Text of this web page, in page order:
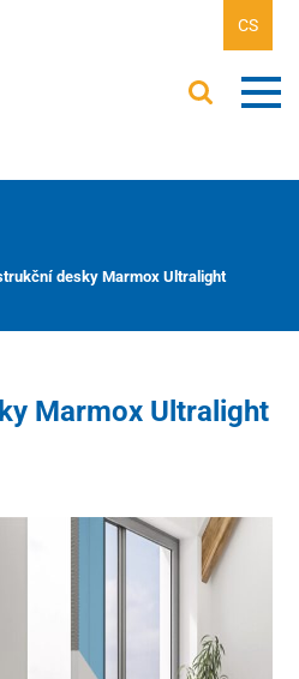
CS
desky Marmox Ultralight
Marmox Ultralight